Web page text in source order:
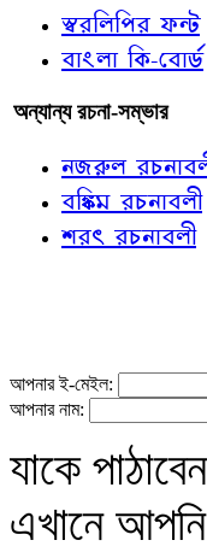
স্বরলিপির ফন্ট
বাংলা কি-বোর্ড
অন্যান্য রচনা-সম্ভার
নজরুল
বঙ্কিম রচনাবলী
শরৎ রচনাবলী
আপনার ই-মেইল:
আপনার নাম:
যাকে
এখানে